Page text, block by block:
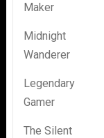
Maker
Midnight
Wanderer
Legendary
Gamer
The Silent